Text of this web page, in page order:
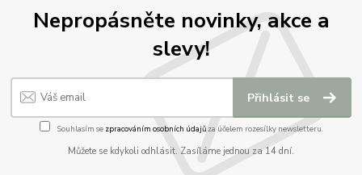
Nepropásněte novinky, akce a
slevy!
Přihlásit se
Souhlasím se zpracováním osobních údajůza účelem rozesílky newsletteru.
Můžete se kdykoli odhlásit. Zasíláme jednou za 14 dní.